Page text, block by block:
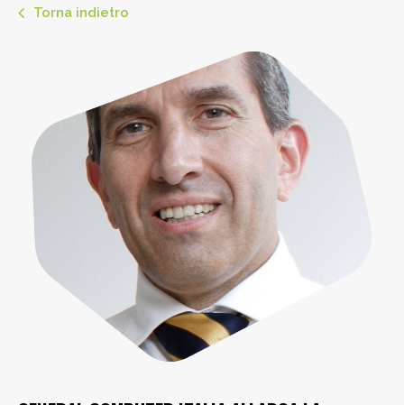
Torna indietro